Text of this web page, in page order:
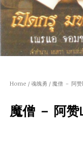
Home / 魂魄勇 / 魔僧 － 阿
魔僧 － 阿赞